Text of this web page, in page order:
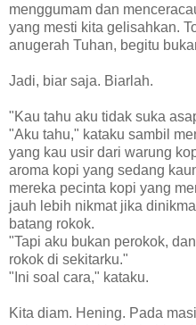
menggumam dan
yang mesti kita gelisahkan.
anugerah Tuhan, begitu
Jadi, biar saja. Biarlah.
"Kau tahu aku tidak suka
"Aku tahu," kataku sambil
yang kau usir dari warung
aroma kopi yang sedang
mereka pecinta kopi yang
jauh lebih nikmat jika
batang rokok.
"Tapi aku bukan perokok,
rokok di sekitarku."
"Ini soal cara," kataku.
Kita diam. Hening. Pada